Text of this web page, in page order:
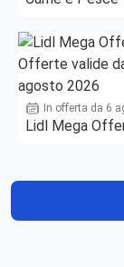
In offerta da 6
Lidl Mega